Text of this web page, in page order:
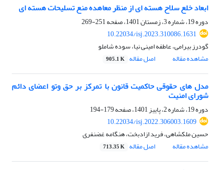
ابعاد خلع سلاح هسته ای از منظر معاهده منع تسلیحات هسته ای
دوره 19، شماره 3، زمستان 1401، صفحه
251-269
10.22034/isj.2023.310086.1631
گودرز بیرامی، عاطفه امینی نیا، سوده شاملو
مشاهده مقاله
اصل مقاله 905.1 K
مدل های حقوقی حاکمیت قانون با تمرکز بر حق وتو اعضای دائم
شورای امنیت
دوره 19، شماره 2، پاییز 1401، صفحه
179-194
10.22034/isj.2022.306003.1609
حسین ملکشاهی، فرید ازادبخت، هنگامه غضنفری
مشاهده مقاله
اصل مقاله 713.35 K